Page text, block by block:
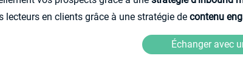
lecteurs en clients grâce à une stratégie de contenu
Échanger avec